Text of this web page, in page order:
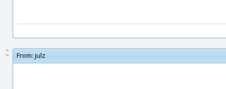
From: julz